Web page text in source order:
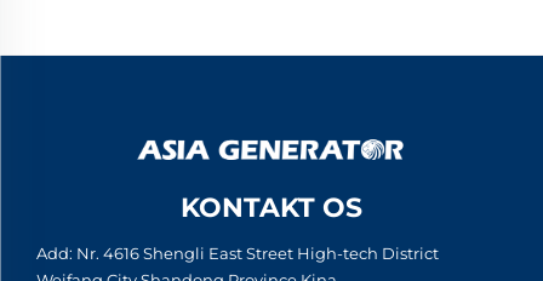
KONTAKT OS
Add: Nr. 4616 Shengli East Street High-tech District